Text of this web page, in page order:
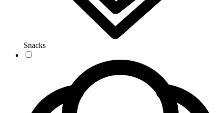
Snacks